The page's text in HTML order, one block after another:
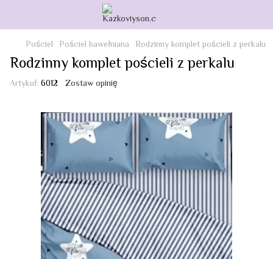
Pościel Pościel bawełniana Rodzinny komplet pościeli z perkalu
Rodzinny komplet pościeli z perkalu
Artykuł: 6012 Zostaw opinię